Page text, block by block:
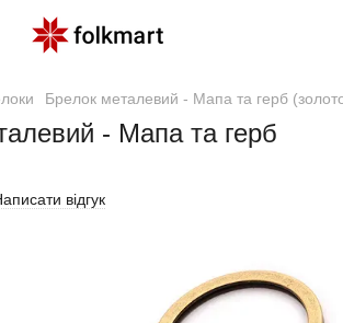
Брелок металевий - Мапа та герб
- Мапа та герб
відгук